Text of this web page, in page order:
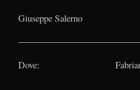
Giuseppe Salerno
Dove: